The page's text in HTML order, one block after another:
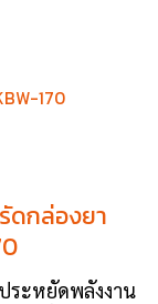
170
ดกล่องยา
ระหยัดพลังงาน